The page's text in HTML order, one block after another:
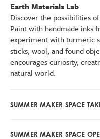
Earth Materials Lab
Discover the possibilities
Paint with handmade inks
experiment with turmeric
sticks, wool, and found
encourages curiosity,
natural world.
SUMMER MAKER SPACE
SUMMER MAKER SPACE